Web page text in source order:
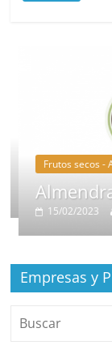
Frutos secos -
15/02/2023
Empresas y